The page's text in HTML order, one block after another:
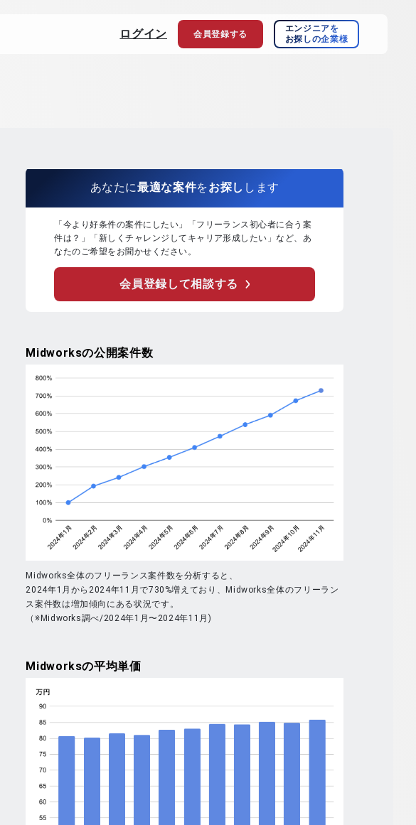
ログイン 会員登録する
エンジニアを
お探しの企業様
あなたに最適な案件をお探し します
「今より好条件の案件にしたい」「フリーランス初心者に合う案
件は？」「新しくチャレンジしてキャリア形成したい」など、あ
なたのご希望をお聞かせください。
会員登録して相談する
Midworksの公開案件数
Midworks全体のフリーランス案件数を分析すると、
2024年1月から2024年11月で730%増えており、Midworks全体のフリーラン
ス案件数は増加傾向にある状況です。
（※Midworks調べ/2024年1月〜2024年11月)
Midworksの平均単価